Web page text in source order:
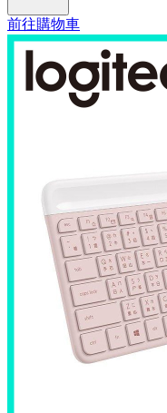
前往購物車